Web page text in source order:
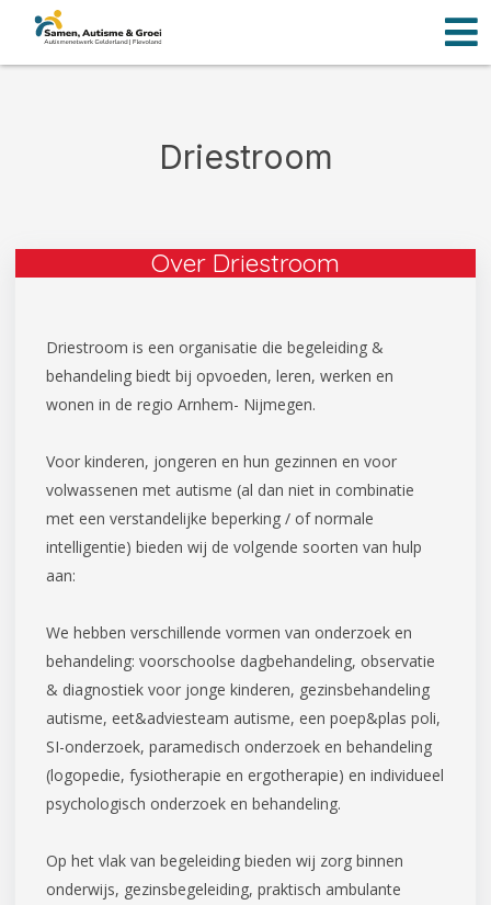
Driestroom
Over Driestroom
Driestroom is een organisatie die begeleiding &
behandeling biedt bij opvoeden, leren, werken en
wonen in de regio Arnhem- Nijmegen.
Voor kinderen, jongeren en hun gezinnen en voor
volwassenen met autisme (al dan niet in combinatie
met een verstandelijke beperking / of normale
intelligentie) bieden wij de volgende soorten van hulp
aan:
We hebben verschillende vormen van onderzoek en
behandeling: voorschoolse dagbehandeling, observatie
& diagnostiek voor jonge kinderen, gezinsbehandeling
autisme, eet&adviesteam autisme, een poep&plas poli,
SI-onderzoek, paramedisch onderzoek en behandeling
(logopedie, fysiotherapie en ergotherapie) en individueel
psychologisch onderzoek en behandeling.
Op het vlak van begeleiding bieden wij zorg binnen
onderwijs, gezinsbegeleiding, praktisch ambulante